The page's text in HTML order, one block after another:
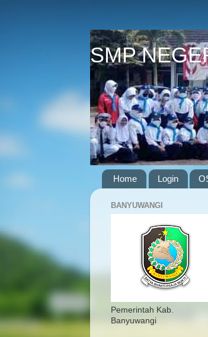
SMP
Home Login
BANYUWANGI
Pemerintah Kab.
Banyuwangi